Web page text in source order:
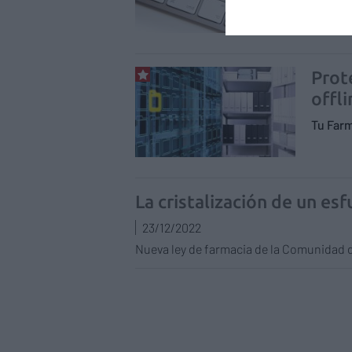
Tu
La cristalización de un
23/12/2022
Nueva ley de farmacia de la Comunidad